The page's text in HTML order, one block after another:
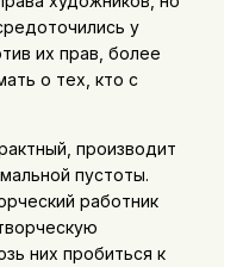
у
их прав, более
о тех, кто с
производит
пустоты.
работник
них пробиться к